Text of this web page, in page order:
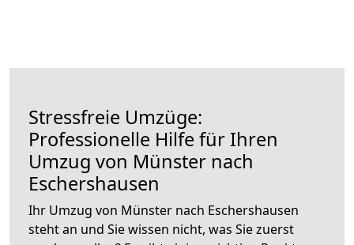
Stressfreie Umzüge:
Professionelle Hilfe für Ihren
Umzug von Münster nach
Eschershausen
Ihr Umzug von Münster nach Eschershausen
steht an und Sie wissen nicht, was Sie zuerst